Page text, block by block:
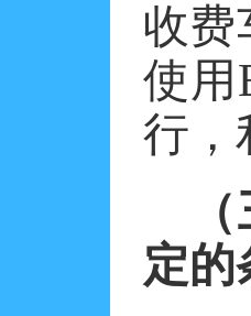
收费
使用
行，
定的